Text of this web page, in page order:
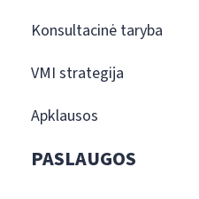
Konsultacinė taryba
VMI strategija
Apklausos
PASLAUGOS